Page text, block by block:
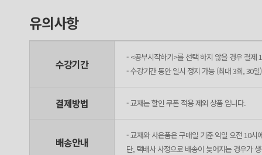
유의사항
수강기간
- <공부시작하기>를 선택 하지 않을 경우 결제
- 수강기간 동안 일시 정지 가능 (최대 3회, 30일)
결제방법 - 교재는 할인 쿠폰 적용 제외 상품 입니다.
배송안내
- 교재와 사은품은 구매일 기준 익일 오전 10시
단, 택배사 사정으로 배송이 늦어지는 경우가